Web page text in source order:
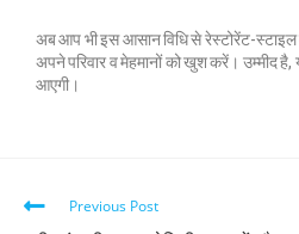
अब आप भी इस आसान विधि से रेस्टोरेंट-स्टाइल
अपने परिवार व मेहमानों को खुश करें। उम्मीद
आएगी।
Previous Post